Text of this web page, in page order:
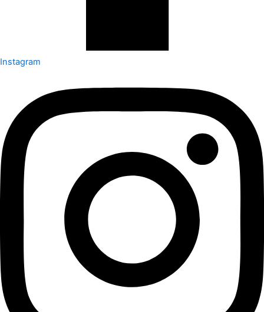
Instagram